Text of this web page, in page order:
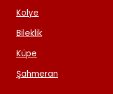
Kolye
Bileklik
Küpe
Şahmeran